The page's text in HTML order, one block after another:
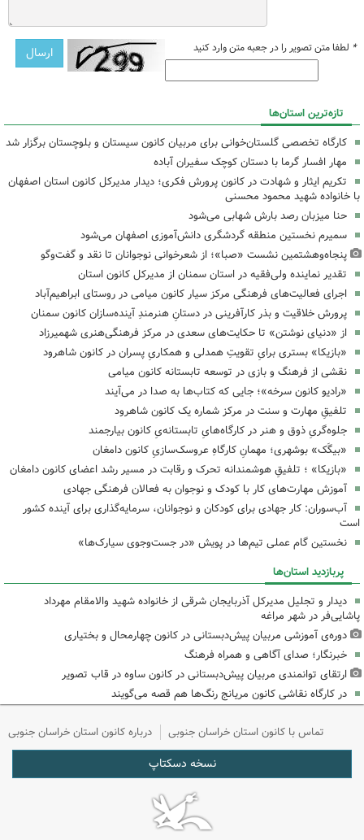
* لطفا متن تصویر را در جعبه متن وارد کنید
تازه‌ترین استان‌ها
کارگاه تخصصی گلستان‌خوانی برای مربیان کانون سیستان و بلوچستان برگزار شد
مهار افسار گرما با دستان کوچک سفیران آباده
تکریم ایثار و شهادت در کانون پرورش فکری؛ دیدار مدیرکل کانون استان اصفهان
با خانواده شهید محمود محسنی
حنا میزبان رصد بارش شهابی می‌شود
سمیرم نخستین منطقه گردشگری دانش‌آموزی اصفهان می‌شود
پنجاه‌وهشتمین نشست «صبا»؛ از شعرخوانی نوجوانان تا نقد و گفت‌وگو
تقدیر نماینده ولی‌فقیه در استان سمنان از مدیرکل کانون استان
اجرای فعالیت‌های فرهنگی مرکز سیار کانون میامی در روستای ابراهیم‌آباد
پرورش خلاقیت و بذر کارآفرینی در دستانِ هنرمندِ آینده‌سازان کانون سمنان
از «دنیای نوشتن» تا حکایت‌های سعدی در مرکز فرهنگی‌هنری شهمیرزاد
«بازیکا» بستری برایِ تقویتِ همدلی و همکاریِ پسران در کانون شاهرود
نقشی از فرهنگ و بازی در توسعه تابستانه کانون میامی
«رادیو کانون سرخه»؛ جایی که کتاب‌ها به صدا در می‌آیند
تلفیقِ مهارت و سنت در مرکز شماره یک کانون شاهرود
جلوه‌گریِ ذوق و هنر در کارگاه‌هایِ تابستانه‌یِ کانون بیارجمند
«بیگَک» بوشهری؛ مهمانِ کارگاهِ عروسک‌سازیِ کانون دامغان
«بازیکا» ؛ تلفیقِ هوشمندانه تحرک و رقابت در مسیر رشد اعضای کانون دامغان
آموزش مهارت‌های کار با کودک و نوجوان به فعالان فرهنگی جهادی
آب‌سوران: کار جهادی برای کودکان و نوجوانان، سرمایه‌گذاری برای آینده کشور
است
نخستین گام عملی تیم‌ها در پویش «در جست‌وجوی سیارک‌ها»
پربازدید استان‌ها
دیدار و تجلیل مدیرکل آذربایجان شرقی از خانواده شهید والامقام مهرداد
پاشایی‌فر در شهر مراغه
دوره‌ی آموزشی مربیان پیش‌دبستانی در کانون چهارمحال و بختیاری
خبرنگار؛ صدای آگاهی و همراه فرهنگ
ارتقای توانمندی مربیان پیش‌دبستانی در کانون ساوه در قاب تصویر
در کارگاه نقاشی کانون مریانج رنگ‌ها هم قصه می‌گویند
تماس با کانون استان خراسان جنوبی درباره کانون استان خراسان جنوبی
نسخه دسکتاپ